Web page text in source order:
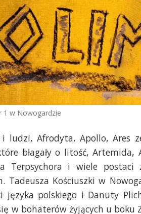
1 w Nowogardzie
i ludzi, Afrodyta, Apollo, Ares
błagały o litość,
Terpsychora i wiele postaci
Tadeusza Kościuszki w
języka polskiego i Danuty
w bohaterów żyjących u boku